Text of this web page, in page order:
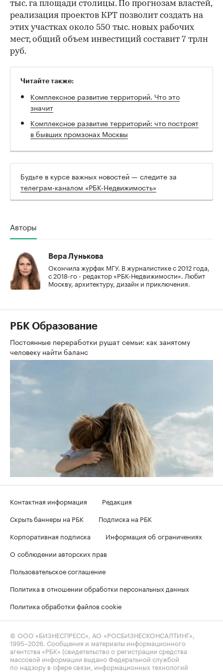
тыс. га площади столицы. По прогнозам властей,
реализация проектов КРТ позволит создать на
этих участках около 550 тыс. новых рабочих
мест, общий объем инвестиций составит 7 трлн
руб.
Читайте также:
Комплексное развитие территорий. Что это
значит
Комплексное развитие территорий: что построят
в бывших промзонах Москвы
Будьте в курсе важных новостей — следите за
телеграм-каналом «РБК-Недвижимость»
Авторы
Вера Лунькова
Окончила журфак МГУ. В журналистике с 2012 года,
с 2018-го - редактор «РБК-Недвижимости». Любит
Москву, архитектуру, дизайн и приключения.
РБК Образование
Постоянные переработки рушат семьи: как занятому
человеку найти баланс
Контактная информация
Редакция
Скрыть баннеры на РБК
Подписка на РБК
Корпоративная подписка
Информация об ограничениях
О соблюдении авторских прав
Пользовательское соглашение
Политика в отношении обработки персональных данных
Политика обработки файлов cookie
© ООО «БИЗНЕСПРЕСС», АО «РОСБИЗНЕСКОНСАЛТИНГ»,
1995–2026 . Сообщения и материалы информационного
агентства «РБК» (свидетельство о регистрации средства
массовой информации выдано Федеральной службой
по надзору в сфере связи, информационных технологий